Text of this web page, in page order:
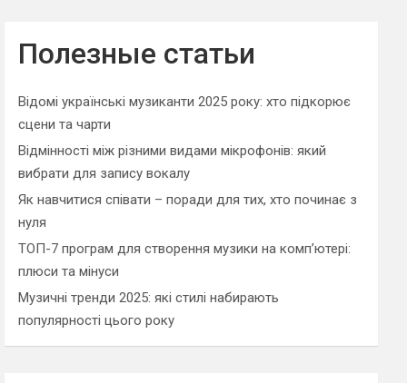
Полезные статьи
Відомі українські музиканти 2025 року: хто підкорює
сцени та чарти
Відмінності між різними видами мікрофонів: який
вибрати для запису вокалу
Як навчитися співати – поради для тих, хто починає з
нуля
ТОП-7 програм для створення музики на комп’ютері:
плюси та мінуси
Музичні тренди 2025: які стилі набирають
популярності цього року